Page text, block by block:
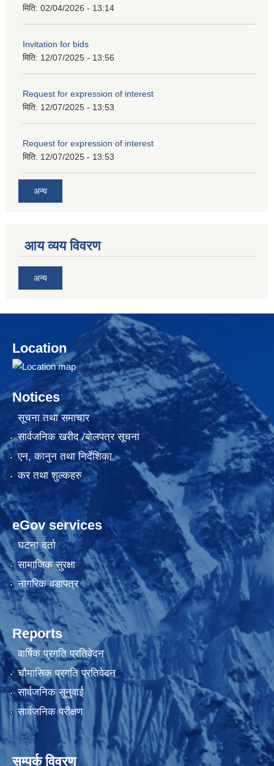
मिति: 02/04/2026 - 13:14
Invitation for bids
मिति: 12/07/2025 - 13:56
Request for expression of interest
मिति: 12/07/2025 - 13:53
Request for expression of interest
मिति: 12/07/2025 - 13:53
अन्य
आय व्यय विवरण
अन्य
Location
Notices
सूचना तथा समाचार
सार्वजनिक खरीद /बोलपत्र सूचना
एन, कानुन तथा निर्देशिका
कर तथा शुल्कहरु
eGov services
घटना दर्ता
सामाजिक सुरक्षा
नागरिक वडापत्र
Reports
वार्षिक प्रगति प्रतिवेदन
चौमासिक प्रगति प्रतिवेदन
सार्वजनिक सुनुवाई
सार्वजनिक परीक्षण
सम्पर्क विवरण